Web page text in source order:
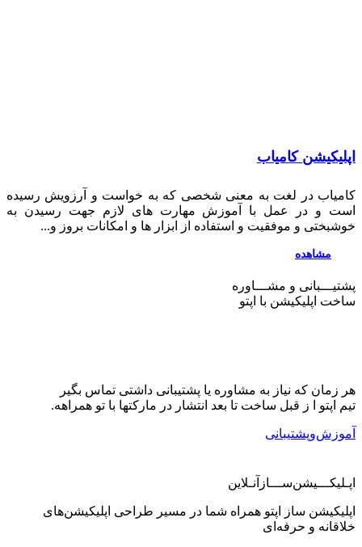
کامیاب
در لغت به معنی شخصی که به خواست و آرزویش رسیده
و در عمل با آموزش مهارت های لازم جهت رسیدن به
و موفقیت و استفاده از ابزار ها و امکانات بروز و...
مشاهده
و مشـــاوره
اپلیکیشنبا اپتو
زمان که نیاز به مشاوره یا پشتیبانی داشتی تماس بگیر
اپتو ا ز قبل ساخت تا بعد انتشار در مارکتها با تو همراهه.
ساز اپتو همراه شما در مسیر طراحی اپلیکیشن‌های
و حرفه‌ای